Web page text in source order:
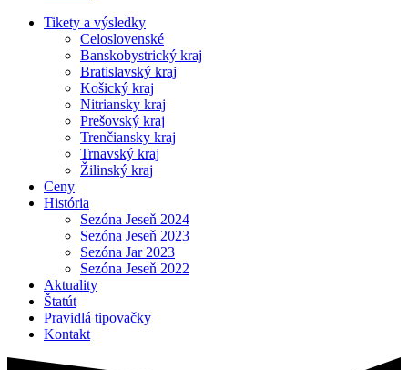
Tikety a výsledky
Celoslovenské
Banskobystrický kraj
Bratislavský kraj
Košický kraj
Nitriansky kraj
Prešovský kraj
Trenčiansky kraj
Trnavský kraj
Žilinský kraj
Ceny
História
Sezóna Jeseň 2024
Sezóna Jeseň 2023
Sezóna Jar 2023
Sezóna Jeseň 2022
Aktuality
Štatút
Pravidlá tipovačky
Kontakt